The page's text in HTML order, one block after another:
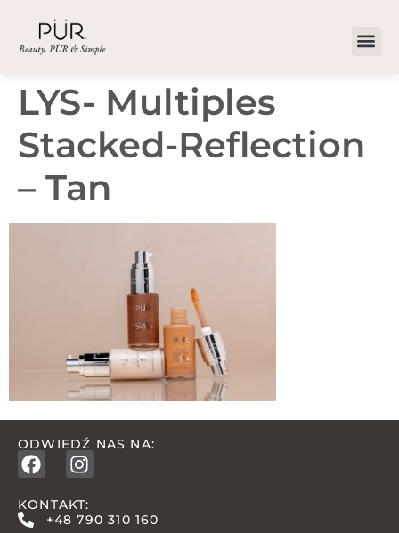
LYS- Multiples
Stacked-Reflection
– Tan
ODWIEDŹ NAS NA:
KONTAKT:
+48 790 310 160